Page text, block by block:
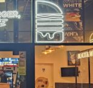
Voyage au